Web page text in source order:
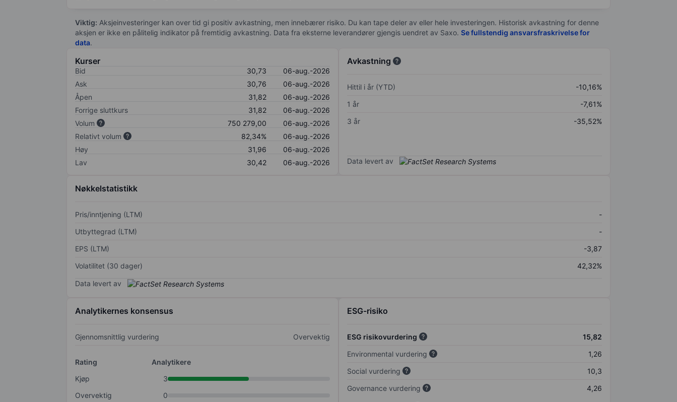
Viktig: Aksjeinvesteringer kan over tid gi positiv avkastning, men innebærer risiko. Du kan tape deler av eller hele investeringen. Historisk avkastning for denne
aksjen er ikke en pålitelig indikator på fremtidig avkastning. Data fra eksterne leverandører gjengis uendret av Saxo. Se fullstendig ansvarsfraskrivelse for
data.
Kurser
Bid 30,73
06-aug.-2026
Ask
30,76
06-aug.-2026
Åpen
31,82
06-aug.-2026
Forrige sluttkurs
31,82
06-aug.-2026
Volum
750 279,00
06-aug.-2026
Relativt volum
82,34%
06-aug.-2026
Høy
31,96
06-aug.-2026
Lav
30,42 06-aug.-2026
Avkastning
Hittil i år (YTD)
-10,16%
1 år
-7,61%
3 år
-35,52%
Data levert av
Nøkkelstatistikk
Pris/inntjening (LTM)
-
Utbyttegrad (LTM)
-
EPS (LTM)
-3,87
Volatilitet (30 dager)
42,32%
Data levert av
Analytikernes konsensus
Gjennomsnittlig vurdering Overvektig
Rating
Analytikere
Kjøp
3
Overvektig
0
ESG-risiko
ESG risikovurdering
15,82
Environmental vurdering
1,26
Social vurdering
10,3
Governance vurdering
4,26